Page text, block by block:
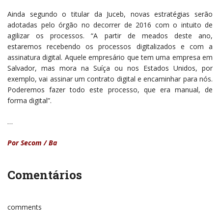
Ainda segundo o titular da Juceb, novas estratégias serão
adotadas pelo órgão no decorrer de 2016 com o intuito de
agilizar os processos. “A partir de meados deste ano,
estaremos recebendo os processos digitalizados e com a
assinatura digital. Aquele empresário que tem uma empresa em
Salvador, mas mora na Suíça ou nos Estados Unidos, por
exemplo, vai assinar um contrato digital e encaminhar para nós.
Poderemos fazer todo este processo, que era manual, de
forma digital”.
…
Por Secom / Ba
Comentários
comments